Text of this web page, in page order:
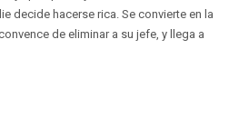
decide hacerse rica. Se convierte en la
de eliminar a su jefe, y llega a